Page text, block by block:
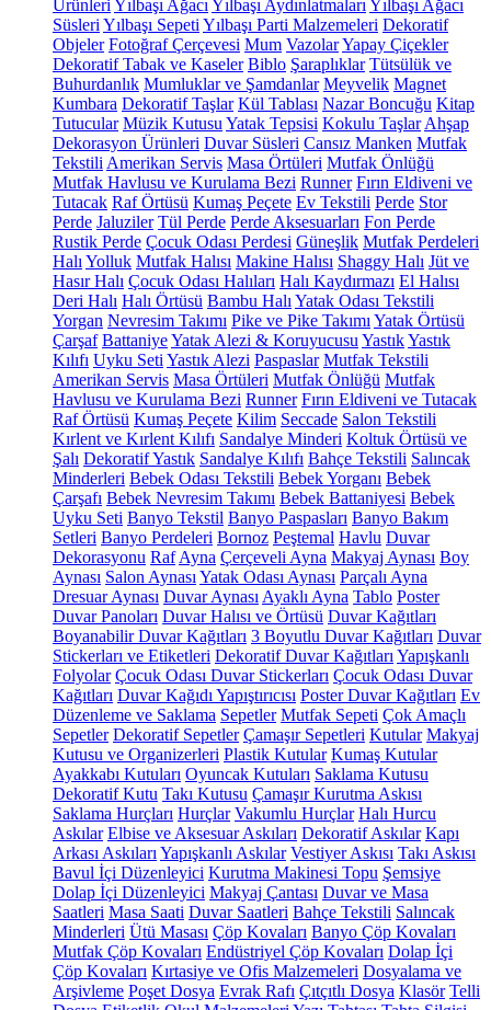
Ürünleri Yılbaşı Ağacı Yılbaşı Aydınlatmaları Yılbaşı Ağacı
Süsleri Yılbaşı Sepeti Yılbaşı Parti Malzemeleri Dekoratif
Objeler Fotoğraf Çerçevesi Mum VazolarYapay Çiçekler
Dekoratif Tabak ve Kaseler Biblo Şaraplıklar Tütsülük ve
Buhurdanlık Mumluklar ve Şamdanlar Meyvelik Magnet
Kumbara Dekoratif Taşlar Kül Tablası Nazar Boncuğu Kitap
Tutucular Müzik Kutusu Yatak Tepsisi Kokulu Taşlar Ahşap
Dekorasyon Ürünleri Duvar Süsleri Cansız Manken Mutfak
Tekstili Amerikan Servis Masa Örtüleri Mutfak Önlüğü
Mutfak Havlusu ve Kurulama Bezi Runner Fırın Eldiveni ve
Tutacak Raf Örtüsü Kumaş Peçete Ev Tekstili Perde Stor
Perde Jaluziler Tül Perde Perde Aksesuarları Fon Perde
Rustik Perde Çocuk Odası Perdesi Güneşlik Mutfak Perdeleri
Halı Yolluk Mutfak Halısı Makine Halısı Shaggy Halı Jüt ve
Hasır Halı Çocuk Odası Halıları Halı Kaydırmazı El Halısı
Deri Halı Halı Örtüsü Bambu Halı Yatak Odası Tekstili
Yorgan Nevresim Takımı Pike ve Pike Takımı Yatak Örtüsü
Çarşaf BattaniyeYatak Alezi & Koruyucusu YastıkYastık
Kılıfı Uyku Seti Yastık Alezi Paspaslar Mutfak Tekstili
Amerikan Servis Masa Örtüleri Mutfak Önlüğü Mutfak
Havlusu ve Kurulama Bezi Runner Fırın Eldiveni ve Tutacak
Raf Örtüsü Kumaş Peçete Kilim Seccade Salon Tekstili
Kırlent ve Kırlent Kılıfı Sandalye Minderi Koltuk Örtüsü ve
Şalı Dekoratif Yastık Sandalye Kılıfı Bahçe Tekstili Salıncak
Minderleri Bebek Odası Tekstili Bebek Yorganı Bebek
Çarşafı Bebek Nevresim Takımı Bebek Battaniyesi Bebek
Uyku Seti Banyo Tekstil Banyo Paspasları Banyo Bakım
Setleri Banyo Perdeleri Bornoz Peştemal Havlu Duvar
Dekorasyonu Raf Ayna Çerçeveli Ayna Makyaj Aynası Boy
Aynası Salon Aynası Yatak Odası Aynası Parçalı Ayna
Dresuar Aynası Duvar Aynası Ayaklı Ayna Tablo Poster
Duvar Panoları Duvar Halısı ve Örtüsü Duvar Kağıtları
Boyanabilir Duvar Kağıtları 3 Boyutlu Duvar Kağıtları Duvar
Stickerları ve Etiketleri Dekoratif Duvar Kağıtları Yapışkanlı
Folyolar Çocuk Odası Duvar Stickerları Çocuk Odası Duvar
Kağıtları Duvar Kağıdı Yapıştırıcısı Poster Duvar Kağıtları Ev
Düzenleme ve Saklama Sepetler Mutfak Sepeti Çok Amaçlı
Sepetler Dekoratif Sepetler Çamaşır Sepetleri Kutular Makyaj
Kutusu ve Organizerleri Plastik Kutular Kumaş Kutular
Ayakkabı Kutuları Oyuncak Kutuları Saklama Kutusu
Dekoratif Kutu Takı Kutusu Çamaşır Kurutma Askısı
Saklama Hurçları Hurçlar Vakumlu Hurçlar Halı Hurcu
Askılar Elbise ve Aksesuar Askıları Dekoratif Askılar Kapı
Arkası Askıları Yapışkanlı Askılar Vestiyer Askısı Takı Askısı
Bavul İçi Düzenleyici Kurutma Makinesi Topu Şemsiye
Dolap İçi Düzenleyici Makyaj Çantası Duvar ve Masa
Saatleri Masa Saati Duvar Saatleri Bahçe Tekstili Salıncak
Minderleri Ütü Masası Çöp Kovaları Banyo Çöp Kovaları
Mutfak Çöp Kovaları Endüstriyel Çöp Kovaları Dolap İçi
Çöp Kovaları Kırtasiye ve Ofis Malzemeleri Dosyalama ve
Arşivleme Poşet Dosya Evrak Rafı Çıtçıtlı Dosya Klasör Telli